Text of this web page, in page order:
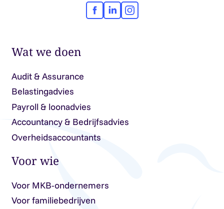
Facebook
LinkedInInstagram
Wat we doen
Audit & Assurance
Belastingadvies
Payroll & loonadvies
Accountancy & Bedrijfsadvies
Overheidsaccountants
Voor wie
Voor MKB-ondernemers
Voor familiebedrijven